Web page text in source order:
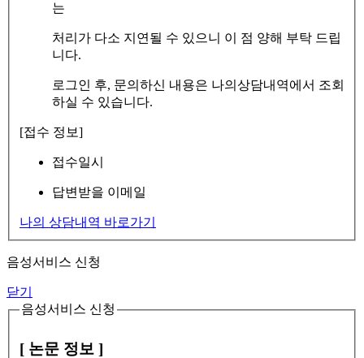
는
처리가 다소 지연될 수 있으니 이 점 양해 부탁 드립
니다.
로그인 후, 문의하신 내용은 나의상담내역에서 조회
하실 수 있습니다.
[접수 정보]
접수일시
답변받을 이메일
나의 상담내역 바로가기
음성서비스 신청
닫기
음성서비스 신청
[ 논문 정보 ]